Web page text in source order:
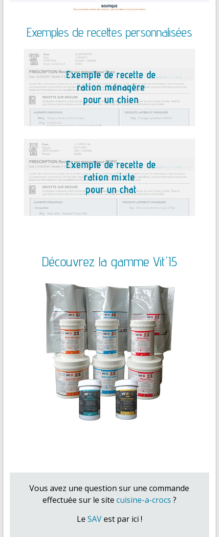
Exemples de recettes personnalisées
Découvrez la gamme Vit'I5
Vous avez une question sur une commande
effectuée sur le site cuisine-a-crocs ?
Le SAVest par ici !